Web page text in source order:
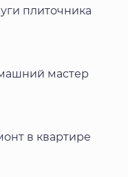
плиточника
мастер
в квартире